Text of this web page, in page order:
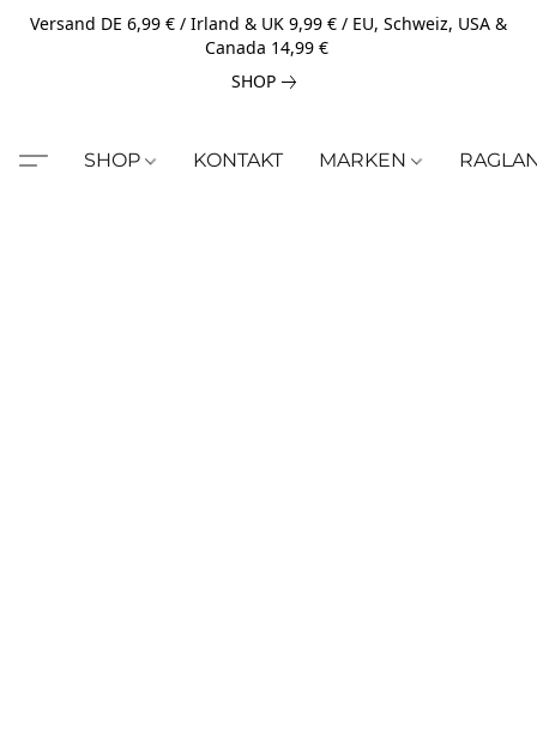
Versand DE 6,99 € / Irland & UK 9,99 € / EU, Schweiz, USA &
Canada 14,99 €
SHOP
SHOP KONTAKT MARKEN